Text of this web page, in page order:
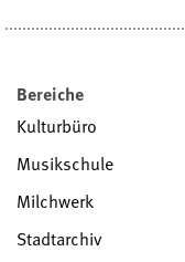
Bereiche
Kulturbüro
Musikschule
Milchwerk
Stadtarchiv